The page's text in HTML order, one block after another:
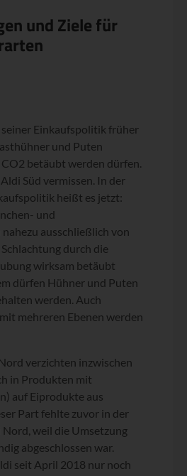
und Ziele für
Einkaufspolitik früher
und Puten
betäubt werden dürfen.
Süd vermissen. In der
heißt es jetzt:
und
ausschließlich von
durch die
wirksam betäubt
dürfen Hühner und Puten
werden. Auch
mehreren Ebenen werden
verzichten inzwischen
in Produkten mit
auf Eiprodukte aus
Part fehlte zuvor in der
weil die Umsetzung
abgeschlossen war.
seit April 2018 nur noch